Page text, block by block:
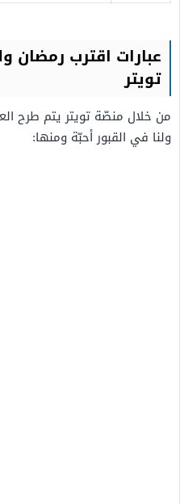
عبارات اقترب رمضان
تويتر
من خلال منصّة تويتر يتم طرح
ولنا في القبور أحبّة ومنها: